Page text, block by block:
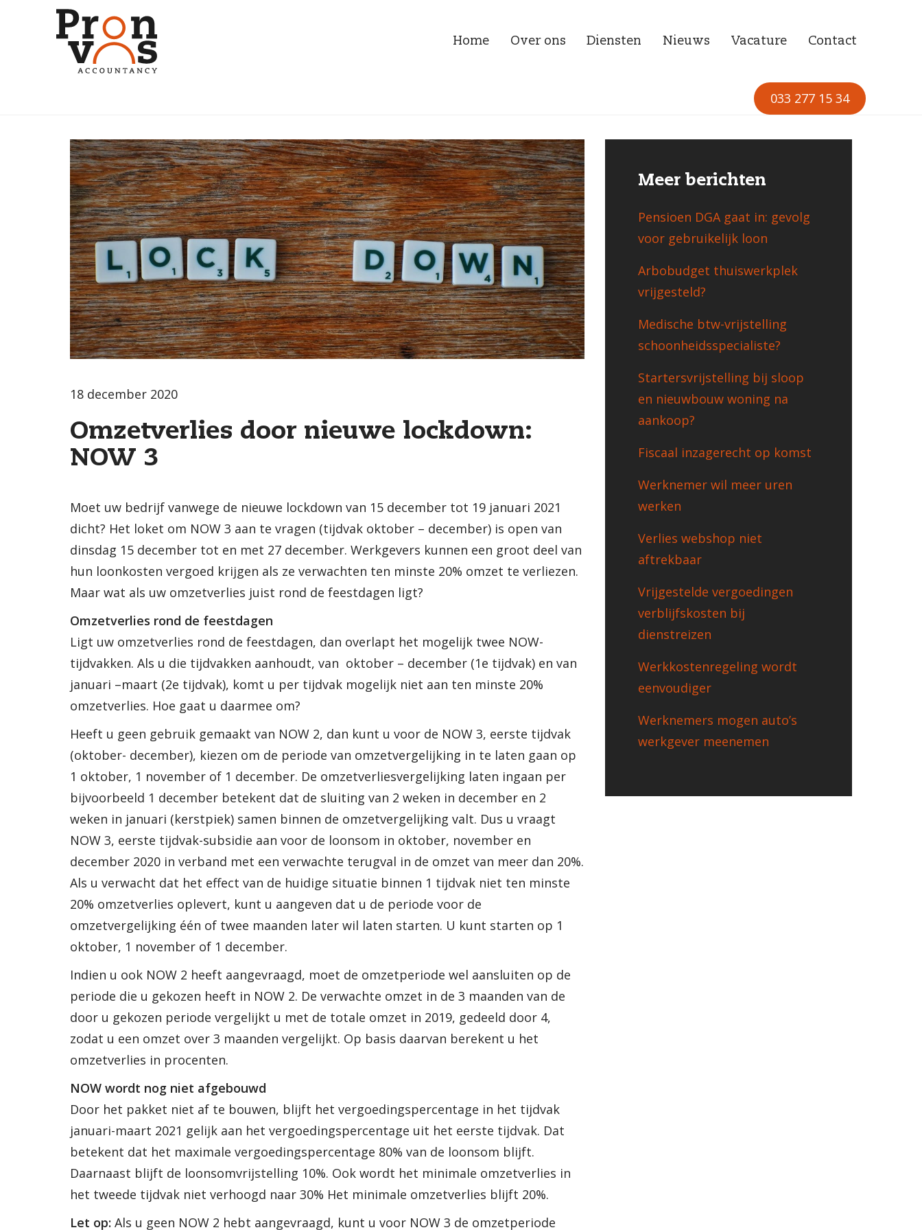
Home Over ons Diensten Nieuws Vacature Contact
033 277 15 34
18 december 2020
Omzetverlies door nieuwe lockdown:
NOW 3
Moet uw bedrijf vanwege de nieuwe lockdown van 15 december tot 19 januari 2021
dicht? Het loket om NOW 3 aan te vragen (tijdvak oktober – december) is open van
dinsdag 15 december tot en met 27 december. Werkgevers kunnen een groot deel van
hun loonkosten vergoed krijgen als ze verwachten ten minste 20% omzet te verliezen.
Maar wat als uw omzetverlies juist rond de feestdagen ligt?
Omzetverlies rond de feestdagen
Ligt uw omzetverlies rond de feestdagen, dan overlapt het mogelijk twee NOW-
tijdvakken. Als u die tijdvakken aanhoudt, van oktober – december (1e tijdvak) en van
januari –maart (2e tijdvak), komt u per tijdvak mogelijk niet aan ten minste 20%
omzetverlies. Hoe gaat u daarmee om?
Heeft u geen gebruik gemaakt van NOW 2, dan kunt u voor de NOW 3, eerste tijdvak
(oktober- december), kiezen om de periode van omzetvergelijking in te laten gaan op
1 oktober, 1 november of 1 december. De omzetverliesvergelijking laten ingaan per
bijvoorbeeld 1 december betekent dat de sluiting van 2 weken in december en 2
weken in januari (kerstpiek) samen binnen de omzetvergelijking valt. Dus u vraagt
NOW 3, eerste tijdvak-subsidie aan voor de loonsom in oktober, november en
december 2020 in verband met een verwachte terugval in de omzet van meer dan 20%.
Als u verwacht dat het effect van de huidige situatie binnen 1 tijdvak niet ten minste
20% omzetverlies oplevert, kunt u aangeven dat u de periode voor de
omzetvergelijking één of twee maanden later wil laten starten. U kunt starten op 1
oktober, 1 november of 1 december.
Indien u ook NOW 2 heeft aangevraagd, moet de omzetperiode wel aansluiten op de
periode die u gekozen heeft in NOW 2. De verwachte omzet in de 3 maanden van de
door u gekozen periode vergelijkt u met de totale omzet in 2019, gedeeld door 4,
zodat u een omzet over 3 maanden vergelijkt. Op basis daarvan berekent u het
omzetverlies in procenten.
NOW wordt nog niet afgebouwd
Door het pakket niet af te bouwen, blijft het vergoedingspercentage in het tijdvak
januari-maart 2021 gelijk aan het vergoedingspercentage uit het eerste tijdvak. Dat
betekent dat het maximale vergoedingspercentage 80% van de loonsom blijft.
Daarnaast blijft de loonsomvrijstelling 10%. Ook wordt het minimale omzetverlies in
het tweede tijdvak niet verhoogd naar 30% Het minimale omzetverlies blijft 20%.
Let op: Als u geen NOW 2 hebt aangevraagd, kunt u voor NOW 3 de omzetperiode
Meer berichten
Pensioen DGA gaat in: gevolg
voor gebruikelijk loon
Arbobudget thuiswerkplek
vrijgesteld?
Medische btw-vrijstelling
schoonheidsspecialiste?
Startersvrijstelling bij sloop
en nieuwbouw woning na
aankoop?
Fiscaal inzagerecht op komst
Werknemer wil meer uren
werken
Verlies webshop niet
aftrekbaar
Vrijgestelde vergoedingen
verblijfskosten bij
dienstreizen
Werkkostenregeling wordt
eenvoudiger
Werknemers mogen auto’s
werkgever meenemen